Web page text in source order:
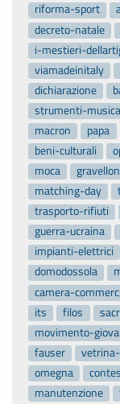
riforma-sport
decreto-natale
i-mestieri-
viamadeinitaly
dichiarazione
strumenti-
macron
papa
beni-culturali
moca
matching-day
trasporto-rifiuti
guerra-ucraina
impianti-elettrici
domodossola
camera-
its
filos
movimento-
fauser
omegna
manutenzione